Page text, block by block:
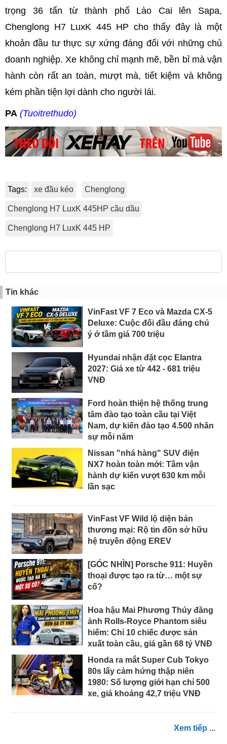
trọng 36 tấn từ thành phố Lào Cai lên Sapa,
Chenglong H7 LuxK 445 HP cho thấy đây là một
khoản đầu tư thực sự xứng đáng đối với những chủ
doanh nghiệp. Xe không chỉ mạnh mẽ, bền bỉ mà vận
hành còn rất an toàn, mượt mà, tiết kiệm và không
kém phần tiện lợi dành cho người lái.
PA (Tuoitrethudo)
Tags: xe đầu kéo Chenglong
Chenglong H7 LuxK 445HP cầu dầu
Chenglong H7 LuxK 445 HP
Tin khác
VinFast VF 7 Eco và Mazda CX-5
Deluxe: Cuộc đối đầu đáng chú
ý ở tầm giá 700 triệu
Hyundai nhận đặt cọc Elantra
2027: Giá xe từ 442 - 681 triệu
VNĐ
Ford hoàn thiện hệ thống trung
tâm đào tạo toàn cầu tại Việt
Nam, dự kiến đào tạo 4.500 nhân
sự mỗi năm
Nissan "nhá hàng" SUV điện
NX7 hoàn toàn mới: Tầm vận
hành dự kiến vượt 630 km mỗi
lần sạc
VinFast VF Wild lộ diện bản
thương mại: Rộ tin đồn sở hữu
hệ truyền động EREV
[GÓC NHÌN] Porsche 911: Huyền
thoại được tạo ra từ… một sự
cố?
Hoa hậu Mai Phương Thúy đăng
ảnh Rolls-Royce Phantom siêu
hiếm: Chỉ 10 chiếc được sản
xuất toàn cầu, giá gần 68 tỷ VNĐ
Honda ra mắt Super Cub Tokyo
80s lấy cảm hứng thập niên
1980: Số lượng giới hạn chỉ 500
xe, giá khoảng 42,7 triệu VNĐ
Xem tiếp ...